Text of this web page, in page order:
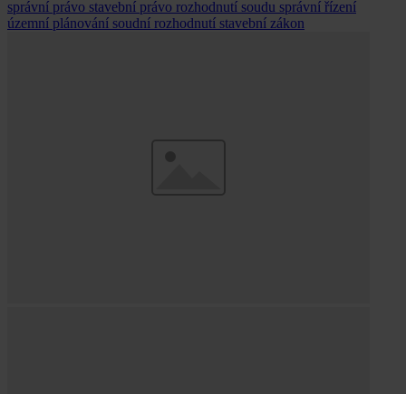
správní právo stavební právo rozhodnutí soudu správní řízení
územní plánování soudní rozhodnutí stavební zákon